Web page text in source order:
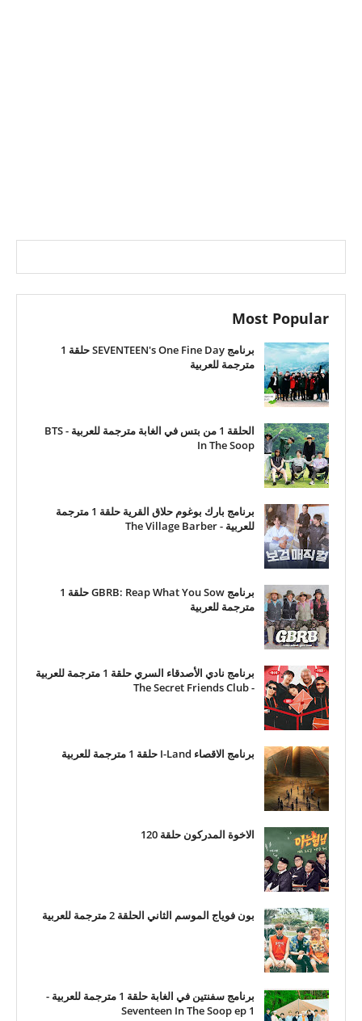
Most Popular
برنامج SEVENTEEN's One Fine Day حلقة 1
مترجمة للعربية
الحلقة 1 من بتس في الغابة مترجمة للعربية - BTS
In The Soop
برنامج بارك بوغوم حلاق القرية حلقة 1 مترجمة
للعربية - The Village Barber
برنامج GBRB: Reap What You Sow حلقة 1
مترجمة للعربية
برنامج نادي الأصدقاء السري حلقة 1 مترجمة للعربية
- The Secret Friends Club
برنامج الاقصاء I-Land حلقة 1 مترجمة للعربية
الاخوة المدركون حلقة 120
بون فوياج الموسم الثاني الحلقة 2 مترجمة للعربية
برنامج سفنتين في الغابة حلقة 1 مترجمة للعربية -
Seventeen In The Soop ep 1